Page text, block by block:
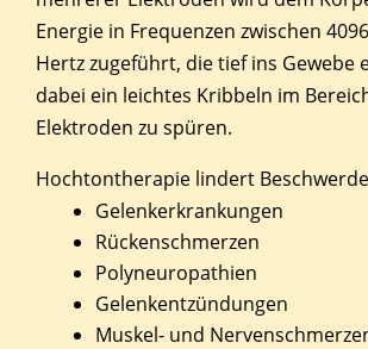
Energie in Frequenzen zwischen
Hertz zugeführt, die tief ins Gewebe
dabei ein leichtes Kribbeln im
Elektroden zu spüren.
Hochtontherapie lindert
Gelenkerkrankungen
Rückenschmerzen
Polyneuropathien
Gelenkentzündungen
Muskel- und